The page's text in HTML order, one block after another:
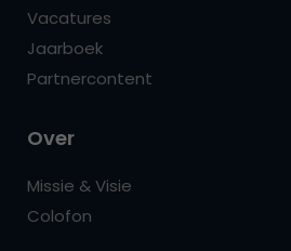
Vacatures
Jaarboek
Partnercontent
Over
Missie & Visie
Colofon